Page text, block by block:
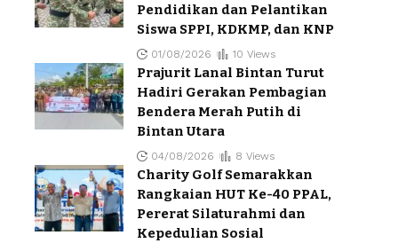
Pendidikan dan Pelantikan
Siswa SPPI, KDKMP, dan KNP
01/08/2026 10 Views
Prajurit Lanal Bintan Turut
Hadiri Gerakan Pembagian
Bendera Merah Putih di
Bintan Utara
04/08/2026 8 Views
Charity Golf Semarakkan
Rangkaian HUT Ke-40 PPAL,
Pererat Silaturahmi dan
Kepedulian Sosial